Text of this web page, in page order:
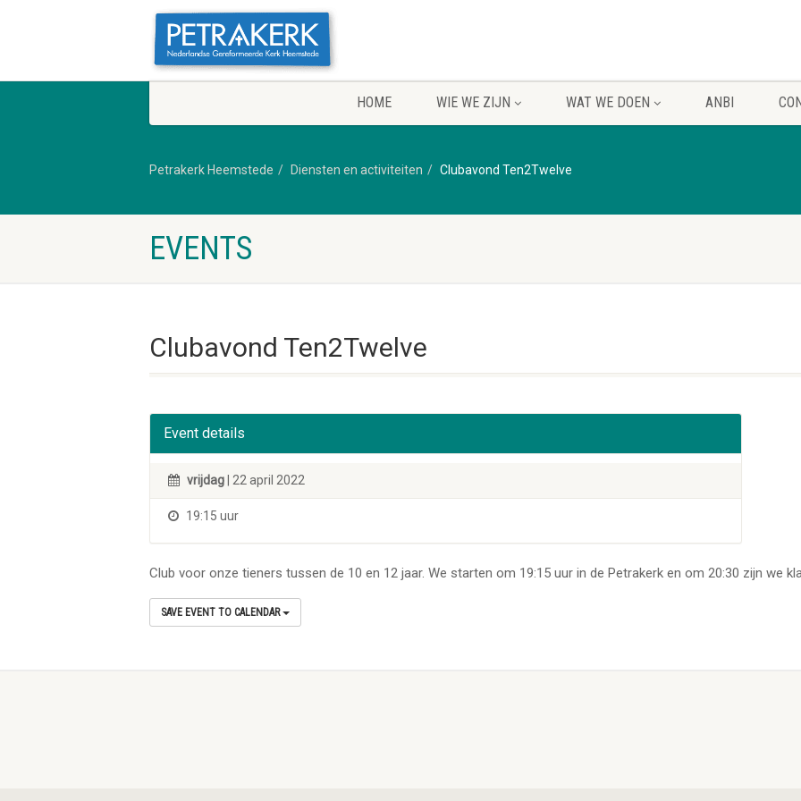
HOME WIE WE ZIJN WAT WE DOEN ANBI
Petrakerk Heemstede Diensten en activiteiten Clubavond Ten2Twelve
EVENTS
Clubavond Ten2Twelve
Event details
vrijdag | 22 april 2022
19:15 uur
Club voor onze tieners tussen de 10 en 12 jaar. We starten om 19:15 uur in de Petrakerk en om 20:30 zijn we
SAVE EVENT TO CALENDAR